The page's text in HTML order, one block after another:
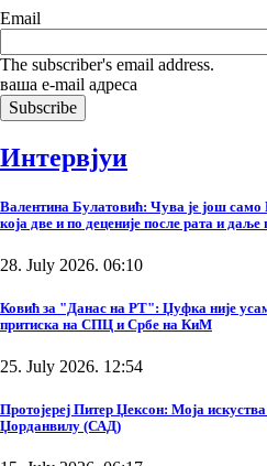
Email
The subscriber's email address.
ваша е-mail адреса
Интервјуи
Валентина Булатовић: Чува је још
која две и по деценије после рата и даље
28. July 2026. 06:10
Ковић за "Данас на РТ": Џуфка није
притиска на СПЦ и Србе на КиМ
25. July 2026. 12:54
Протојереј Питер Џексон: Моја
Џорданвилу (САД)